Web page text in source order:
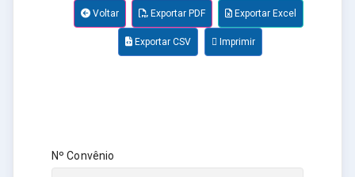
Voltar Exportar PDF Exportar Excel
Exportar CSV Imprimir
Nº Convênio